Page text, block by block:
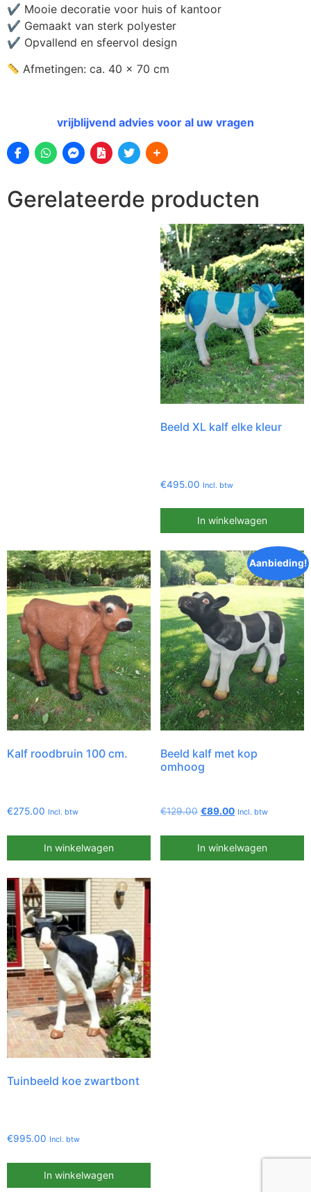
✔ Mooie decoratie voor huis of kantoor
✔ Gemaakt van sterk polyester
✔ Opvallend en sfeervol design
Afmetingen: ca. 40 x 70 cm
vrijblijvend advies voor al uw vragen
Gerelateerde producten
Beeld XL kalf elke kleur
€495.00 Incl. btw
In winkelwagen
Kalf roodbruin 100 cm.
€275.00 Incl. btw
In winkelwagen
Aanbieding!
Beeld kalf met kop
omhoog
€129.00 €89.00 Incl. btw
In winkelwagen
Tuinbeeld koe zwartbont
€995.00 Incl. btw
In winkelwagen